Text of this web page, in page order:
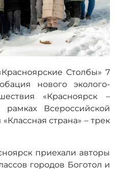
Столбы» 7
нового эколого-
«Красноярск –
Всероссийской
страна» – трек
приехали авторы
городов Боготол и